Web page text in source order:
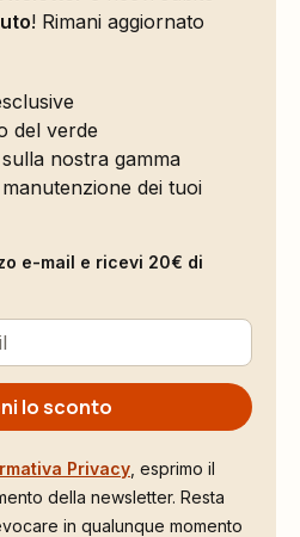
! Rimani aggiornato
del verde
nostra gamma
dei tuoi
e-mail e ricevi 20€ di
lo sconto
Privacy , esprimo il
della newsletter. Resta
in qualunque momento